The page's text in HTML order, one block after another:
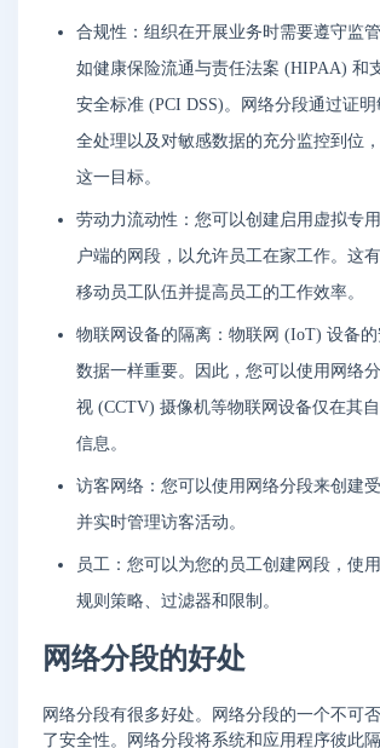
合规性：组织在开展业务时需要遵守监
如健康保险流通与责任法案 (HIPAA) 和
安全标准 (PCI DSS)。网络分段通过证
全处理以及对敏感数据的充分监控到位
这一目标。
劳动力流动性：您可以创建启用虚拟专
户端的网段，以允许员工在家工作。这
移动员工队伍并提高员工的工作效率。
物联网设备的隔离：物联网 (IoT) 设备
数据一样重要。因此，您可以使用网络
视 (CCTV) 摄像机等物联网设备仅在其
信息。
访客网络：您可以使用网络分段来创建
并实时管理访客活动。
员工：您可以为您的员工创建网段，使
规则策略、过滤器和限制。
网络分段的好处
网络分段有很多好处。网络分段的一个不可
了安全性。网络分段将系统和应用程序彼此